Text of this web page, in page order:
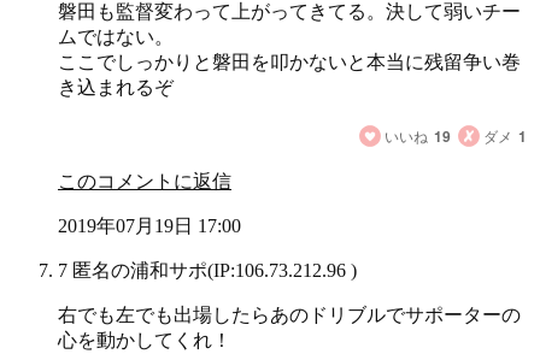
磐田も監督変わって上がってきてる。決して弱いチー
ムではない。
ここでしっかりと磐田を叩かないと本当に残留争い巻
き込まれるぞ
いいね 19 ダメ 1
このコメントに返信
2019年07月19日 17:00
7 匿名の浦和サポ(IP:106.73.212.96 )
右でも左でも出場したらあのドリブルでサポーターの
心を動かしてくれ！